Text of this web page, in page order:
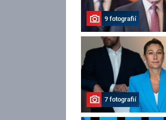
9 fotografií
7 fotografií